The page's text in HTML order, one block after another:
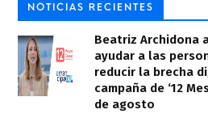
NOTICIAS RECIENTES
Beatriz Archidona
ayudar a las
reducir la brecha
campaña de ‘12
de agosto